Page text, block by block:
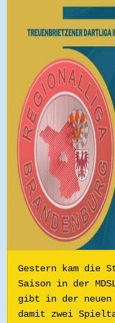
Gestern kam die
Saison in der
gibt in der neuen
damit zwei